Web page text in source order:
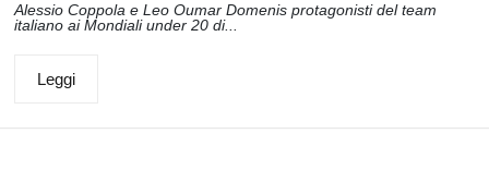
Alessio Coppola e Leo Oumar Domenis protagonisti del team
italiano ai Mondiali under 20 di...
Leggi